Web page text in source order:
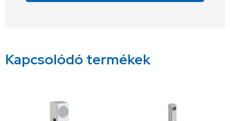
Kapcsolódó termékek